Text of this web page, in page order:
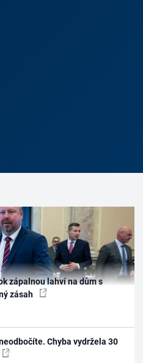
zápalnou lahví na dům s
zásah
Chyba vydržela 30